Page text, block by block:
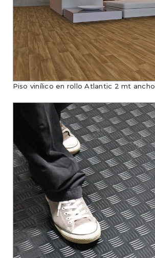
Piso vinílico en rollo Atlantic 2 mt ancho